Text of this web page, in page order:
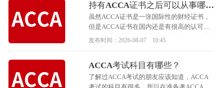
持有ACCA证书之后可以从事哪些
工作？
虽然ACCA证书是一张国际性的财经证书，
但是ACCA证书在国内还是有很高的认可度
的，有些公司在招聘的时候会写ACCA证书
小编一起来看看吧！
发布时间：2026-08-07 10:45
ACCA考试科目有哪些？
了解过ACCA考试的朋友应该知道，ACCA